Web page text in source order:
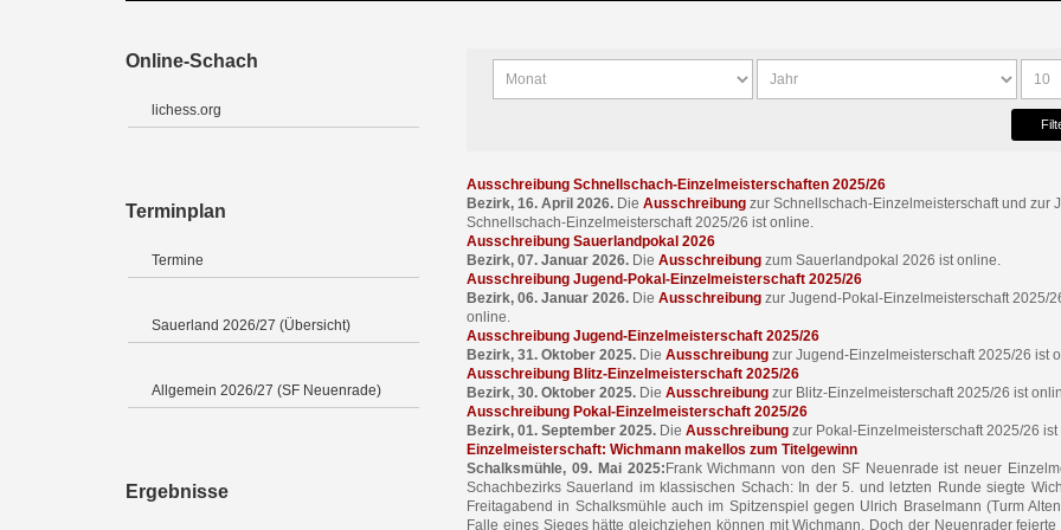
Online-Schach
lichess.org
Terminplan
Termine
Sauerland 2026/27 (Übersicht)
Allgemein 2026/27 (SF Neuenrade)
Ergebnisse
Ausschreibung Schnellschach-Einzelmeisterschaften 2025/26
Bezirk, 16. April 2026. Die Ausschreibung zur Schnellschach-Einzelmeisterschaft und zur
Schnellschach-Einzelmeisterschaft 2025/26 ist online.
Ausschreibung Sauerlandpokal 2026
Bezirk, 07. Januar 2026. Die Ausschreibung zum Sauerlandpokal 2026 ist online.
Ausschreibung Jugend-Pokal-Einzelmeisterschaft 2025/26
Bezirk, 06. Januar 2026. Die Ausschreibung zur Jugend-Pokal-Einzelmeisterschaft 2025/
online.
Ausschreibung Jugend-Einzelmeisterschaft 2025/26
Bezirk, 31. Oktober 2025. Die Ausschreibung zur Jugend-Einzelmeisterschaft 2025/26 ist
Ausschreibung Blitz-Einzelmeisterschaft 2025/26
Bezirk, 30. Oktober 2025. Die Ausschreibung zur Blitz-Einzelmeisterschaft 2025/26 ist
Ausschreibung Pokal-Einzelmeisterschaft 2025/26
Bezirk, 01. September 2025. Die Ausschreibung zur Pokal-Einzelmeisterschaft 2025/26
Einzelmeisterschaft: Wichmann makellos zum Titelgewinn
Schalksmühle, 09. Mai 2025:Frank Wichmann von den SF Neuenrade ist neuer
Schachbezirks Sauerland im klassischen Schach: In der 5. und letzten Runde siegte
Freitagabend in Schalksmühle auch im Spitzenspiel gegen Ulrich Braselmann (Turm
Falle eines Sieges hätte gleichziehen können mit Wichmann. Doch der Neuenrader feierte